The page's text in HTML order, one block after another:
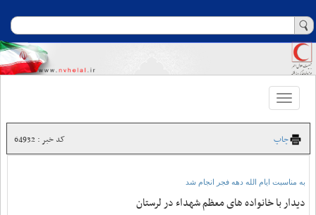
Toggle
navigation
چاپ کد خبر : 64932
به مناسبت ایام الله دهه فجر انجام شد
دیدار با خانواده های معظم شهداء در لرستان